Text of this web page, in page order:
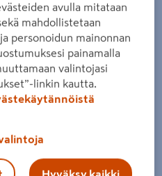
kosketusnäytöllä
avulla mitataan
mahdollistetaan
personoidun mainonnan
painamalla
valintojasi
linkin kautta.
Hyväksy kaikki